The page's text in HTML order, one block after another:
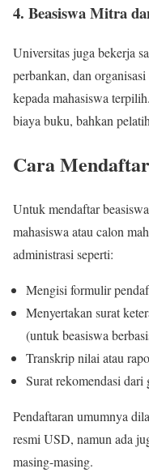
4. Beasiswa Mitra
Universitas juga bekerja
perbankan, dan
kepada mahasiswa
biaya buku, bahkan
Cara
Untuk mendaftar
mahasiswa atau calon
administrasi seperti:
Mengisi formulir
Menyertakan surat
(untuk beasiswa
Transkrip nilai atau
Surat rekomendasi dari
Pendaftaran umumnya
resmi USD, namun ada
masing-masing.